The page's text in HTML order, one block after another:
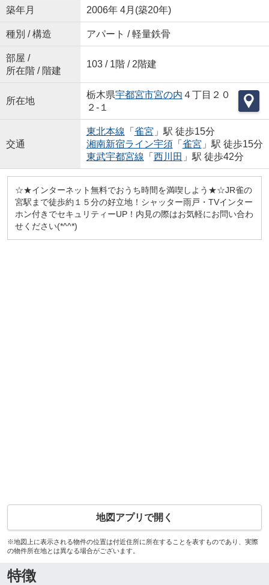
築年月 2006年 4月(築20年)
種別 / 構造 アパート / 軽量鉄骨
部屋 /
所在階 / 階建
103 / 1階 / 2階建
所在地
栃木県宇都宮市宮の内 ４丁目２０
２-１
交通
東北本線 「 雀宮 」駅 徒歩15分
湘南新宿ライン宇須「 雀宮 」駅 徒歩15分
東武宇都宮線 「 西川田 」駅 徒歩42分
☆★インターネット無料でおうち時間を満喫しよう★☆JR雀の
宮駅まで徒歩約１５分の好立地！シャッター雨戸・TVインター
ホン付きでセキュリティーUP！内見の際はお気軽にお問い合わ
せください(*^^*)
地図アプリで開く
※地図上に表示される物件の位置は付近住所に所在することを表すものであり、実際
の物件所在地とは異なる場合がございます。
特徴